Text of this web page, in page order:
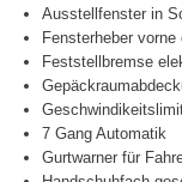
Ausstellfenster in
Fensterheber
Feststellbremse
7 Gang Automatik
Gurtwarner für